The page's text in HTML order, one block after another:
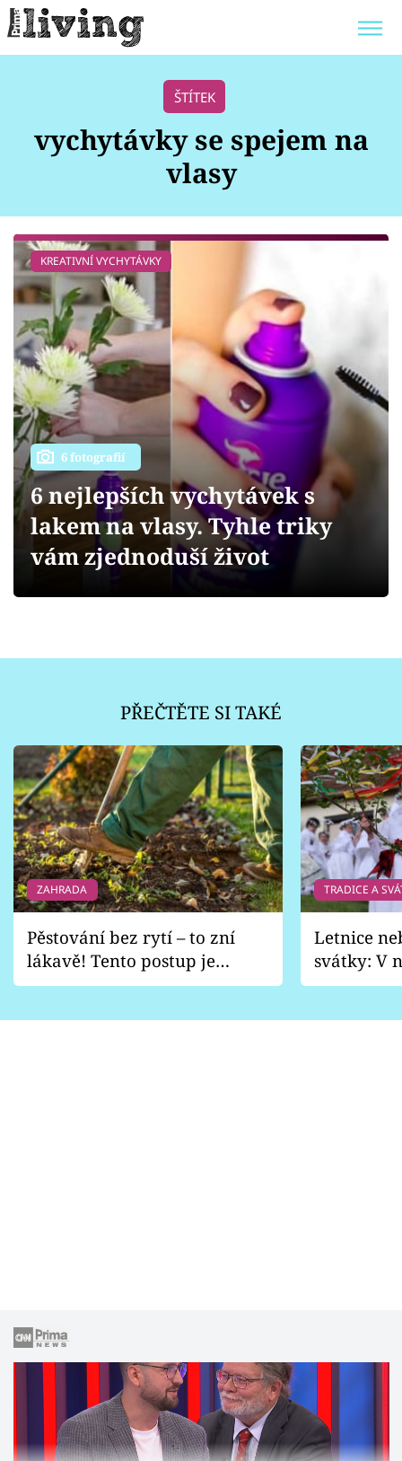
POKOJOVÉ KVĚTINY
ZAHRADA
Bydlení
Zahrada
Design
Sledujte prima+
Přihlášení
Sledujte nás
ŠTÍTEK
vychytávky se spejem na
vlasy
KREATIVNÍ VYCHYTÁVKY
6 fotografií
6 nejlepších vychytávek s
lakem na vlasy. Tyhle triky
vám zjednoduší život
PŘEČTĚTE SI TAKÉ
ZAHRADA
Pěstování bez rytí – to zní
lákavě! Tento postup je
vhodný jen pro některé
TRADICE A
Letnice
svátky: V
pondělí